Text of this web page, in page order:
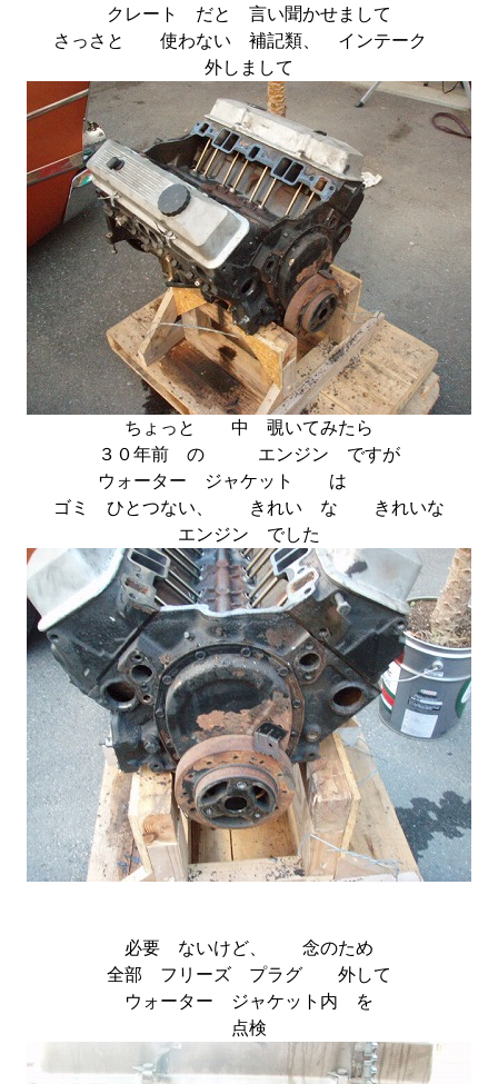
クレート だと 言い聞かせまして
さっさと 使わない 補記類、 インテーク
外しまして
ちょっと 中 覗いてみたら
３０年前 の エンジン ですが
ウォーター ジャケット は
ゴミ ひとつない、 きれい な きれいな
エンジン でした
必要 ないけど、 念のため
全部 フリーズ プラグ 外して
ウォーター ジャケット内 を
点検